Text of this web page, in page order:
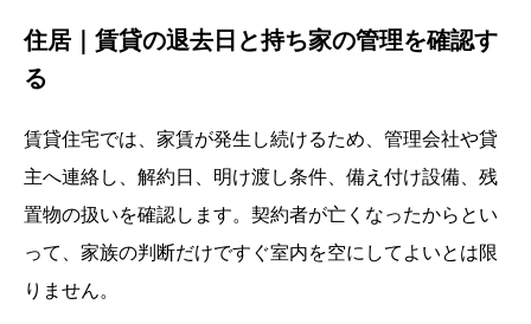
住居｜賃貸の退去日と持ち家の管理を確認す
る
賃貸住宅では、家賃が発生し続けるため、管理会社や貸
主へ連絡し、解約日、明け渡し条件、備え付け設備、残
置物の扱いを確認します。契約者が亡くなったからとい
って、家族の判断だけですぐ室内を空にしてよいとは限
りません。